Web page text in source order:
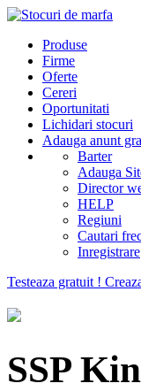
Produse
Firme
Oferte
Cereri
Oportunitati
Lichidari stocuri
Adauga anunt
Barter
Adauga
Director
HELP
Regiuni
Cautari
Inregistrare
Testeaza gratuit !
SSP